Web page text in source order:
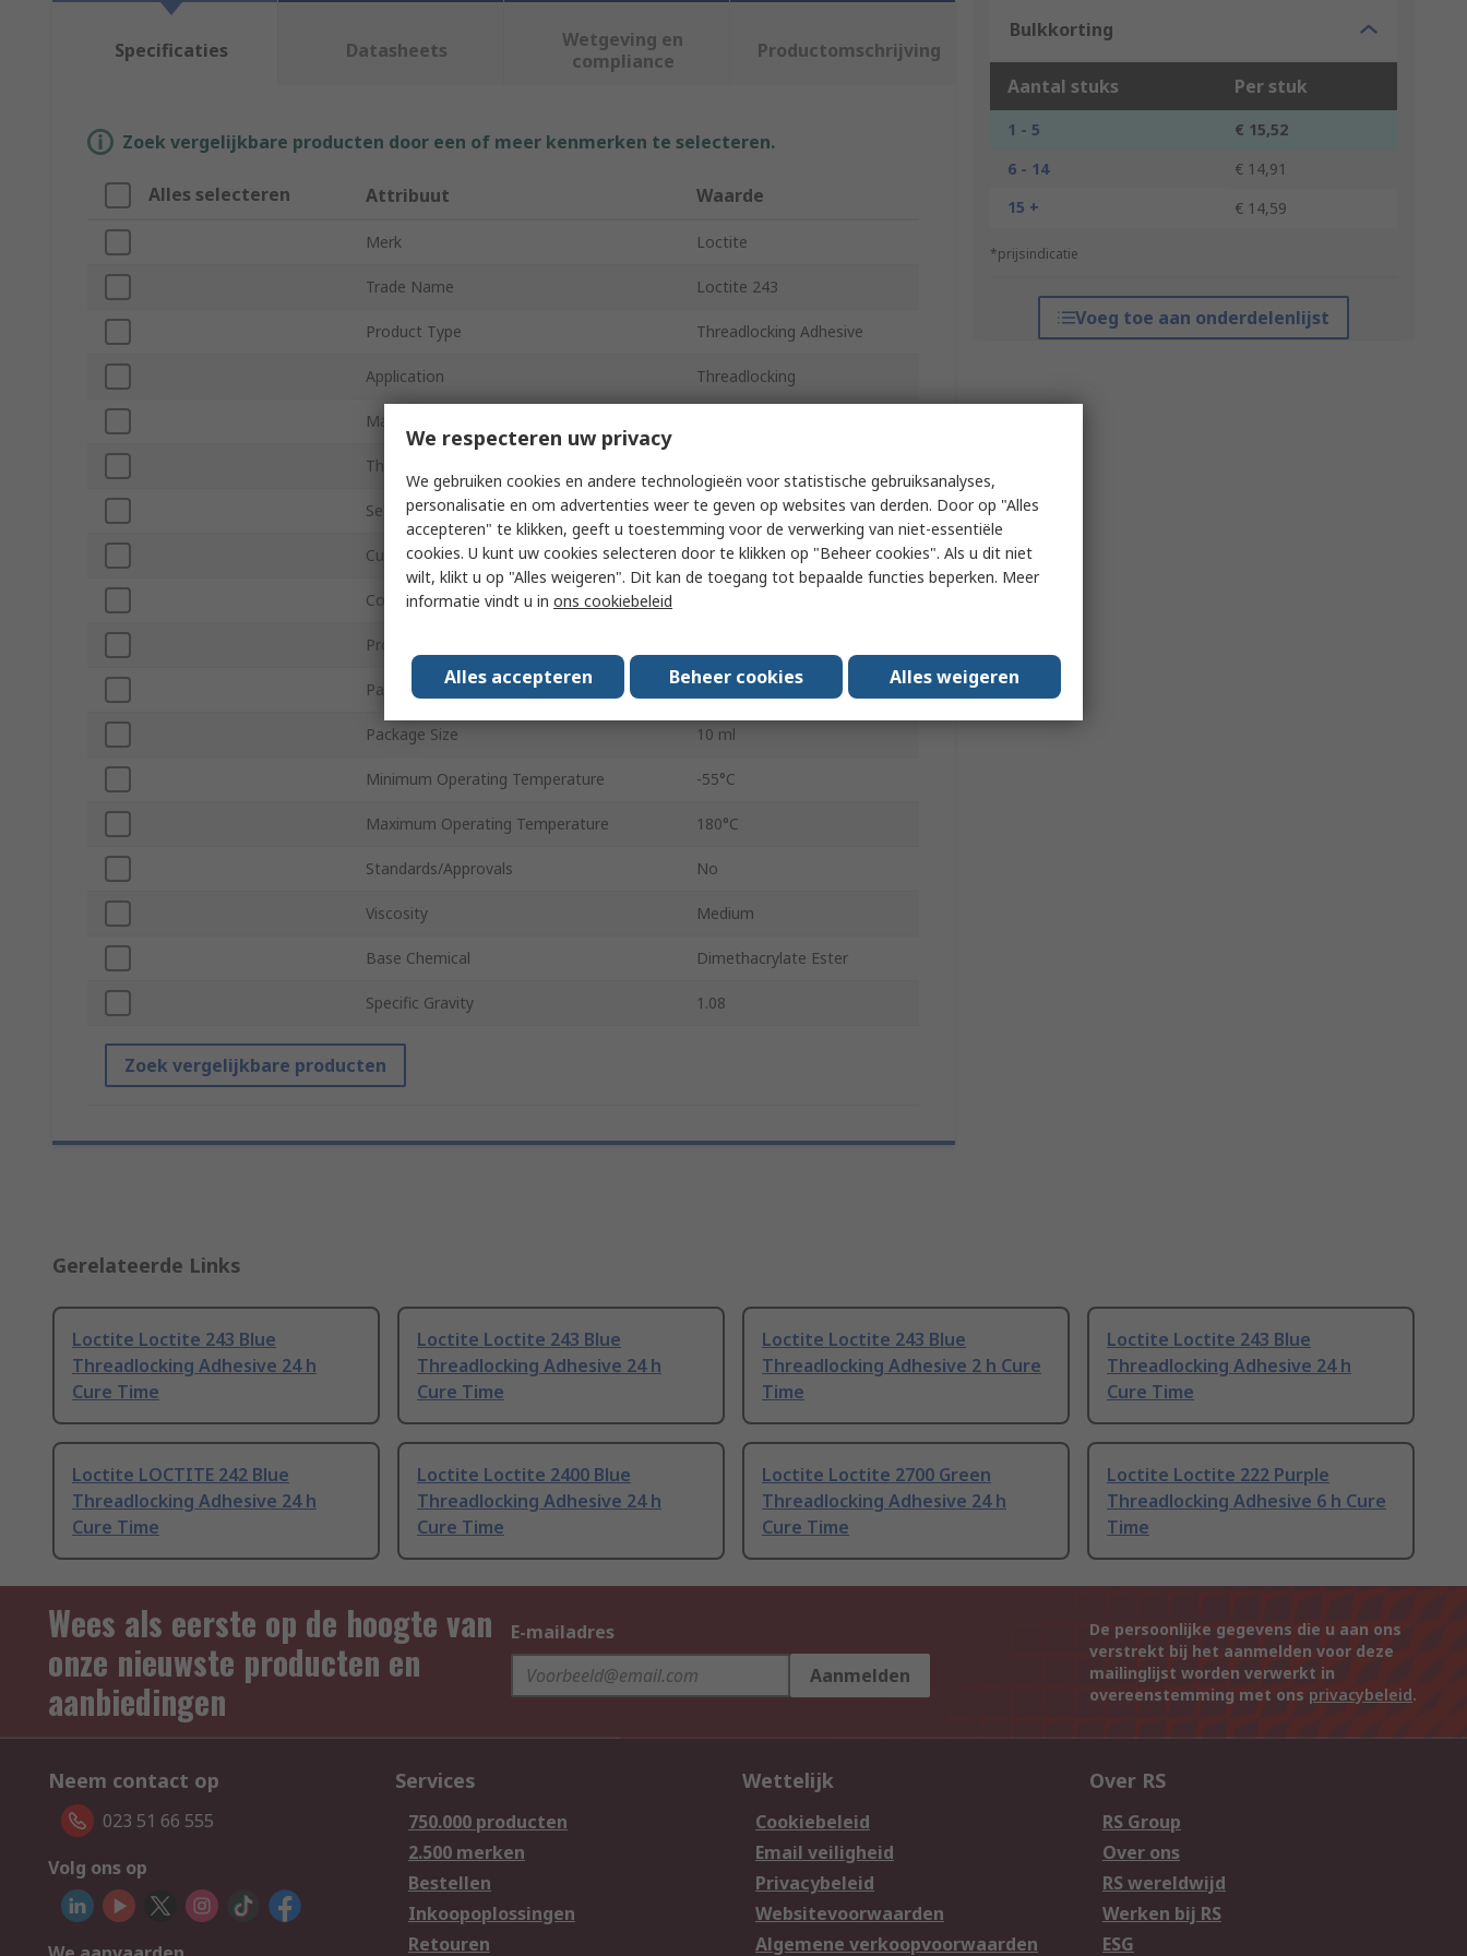
Bulkkorting
Aantal stuks Per stuk
1 - 5
€ 15,52
6 - 14
€ 14,91
15 +
€ 14,59
*prijsindicatie
Voeg toe aan onderdelenlijst
Specificaties Datasheets
Wetgeving en
compliance
Productomschrijving
Zoek vergelijkbare producten door een of meer kenmerken te selecteren.
Alles selecteren Attribuut Waarde
Merk Loctite
Trade Name Loctite 243
Product Type Threadlocking Adhesive
Application Threadlocking
Material Compatibility
Threadlocking Strength
Setting Time 5min
Cure Time 24 h
Colour
Product Form
Package Type Bottle
Package Size 10 ml
Minimum Operating Temperature -55°C
Maximum Operating Temperature 180°C
Standards/Approvals No
Viscosity Medium
Base Chemical Dimethacrylate Ester
Specific Gravity 1.08
Zoek vergelijkbare producten
Gerelateerde Links
Loctite Loctite 243 Blue
Threadlocking Adhesive 24 h
Cure Time
Loctite Loctite 243 Blue
Threadlocking Adhesive 24 h
Cure Time
Loctite Loctite 243 Blue
Threadlocking Adhesive 2 h Cure
Time
Loctite Loctite 243 Blue
Threadlocking Adhesive 24 h
Cure Time
Loctite LOCTITE 242 Blue
Threadlocking Adhesive 24 h
Cure Time
Loctite Loctite 2400 Blue
Threadlocking Adhesive 24 h
Cure Time
Loctite Loctite 2700 Green
Threadlocking Adhesive 24 h
Cure Time
Loctite Loctite 222 Purple
Threadlocking Adhesive 6 h Cure
Time
Wees als eerste op de hoogte van
onze nieuwste producten en
aanbiedingen
E-mailadres
Aanmelden
De persoonlijke gegevens die u aan ons
verstrekt bij het aanmelden voor deze
mailinglijst worden verwerkt in
overeenstemming met ons privacybeleid.
Neem contact op
023 51 66 555
Volg ons op
Services
750.000 producten
2.500 merken
Bestellen
Inkoopoplossingen
Retouren
Wettelijk
Cookiebeleid
Email veiligheid
Privacybeleid
Websitevoorwaarden
Algemene verkoopvoorwaarden
Over RS
RS Group
Over ons
RS wereldwijd
Werken bij RS
ESG
We respecteren uw privacy
We gebruiken cookies en andere technologieën voor statistische gebruiksanalyses,
personalisatie en om advertenties weer te geven op websites van derden. Door op "Alles
accepteren" te klikken, geeft u toestemming voor de verwerking van niet-essentiële
cookies. U kunt uw cookies selecteren door te klikken op "Beheer cookies". Als u dit niet
wilt, klikt u op "Alles weigeren". Dit kan de toegang tot bepaalde functies beperken. Meer
informatie vindt u in ons cookiebeleid
Alles accepteren Beheer cookies Alles weigeren